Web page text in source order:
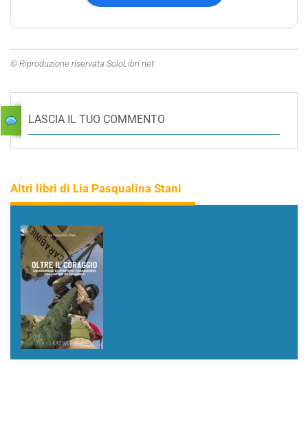
© Riproduzione riservata SoloLibri.net
LASCIA IL TUO COMMENTO
Altri libri di Lia Pasqualina Stani